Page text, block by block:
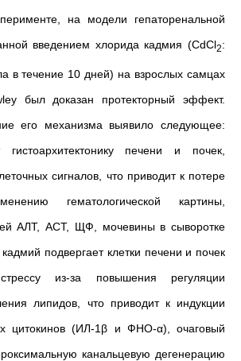
на модели гепаторенальной
введением хлорида кадмия (CdCl2:
в течение 10 дней) на взрослых самцах
был доказан протекторный эффект.
его механизма выявило следующее:
печени и почек,
сигналов, что приводит к потере
гематологической картины,
АЛТ, АСТ, ЩФ, мочевины в сыворотке
подвергает клетки печени и почек
из-за повышения регуляции
липидов, что приводит к индукции
цитокинов (ИЛ-1β и ФНО-α), очаговый
канальцевую дегенерацию